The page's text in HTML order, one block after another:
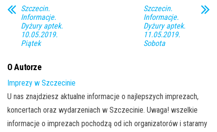
Szczecin.
Informacje.
Dyżury aptek.
10.05.2019.
Piątek
Szczecin.
Informacje.
Dyżury aptek.
11.05.2019.
Sobota
O Autorze
Imprezy w Szczecinie
U nas znajdziesz aktualne informacje o najlepszych imprezach,
koncertach oraz wydarzeniach w Szczecinie. Uwaga! wszelkie
informacje o imprezach pochodzą od ich organizatorów i staramy